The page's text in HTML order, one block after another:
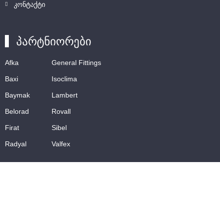
კონტაქტი
პარტნიორები
Afka
Baxi
Baymak
Belorad
Firat
Radyal
General Fittings
Isoclima
Lambert
Rovall
Sibel
Valfex